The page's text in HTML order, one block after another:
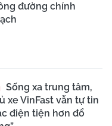
đường chính
Sống xa trung tâm,
xe VinFast vẫn tự tin
điện tiện hơn đổ